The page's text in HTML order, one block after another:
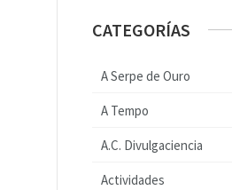
CATEGORÍAS
A Serpe de Ouro
A Tempo
A.C. Divulgaciencia
Actividades